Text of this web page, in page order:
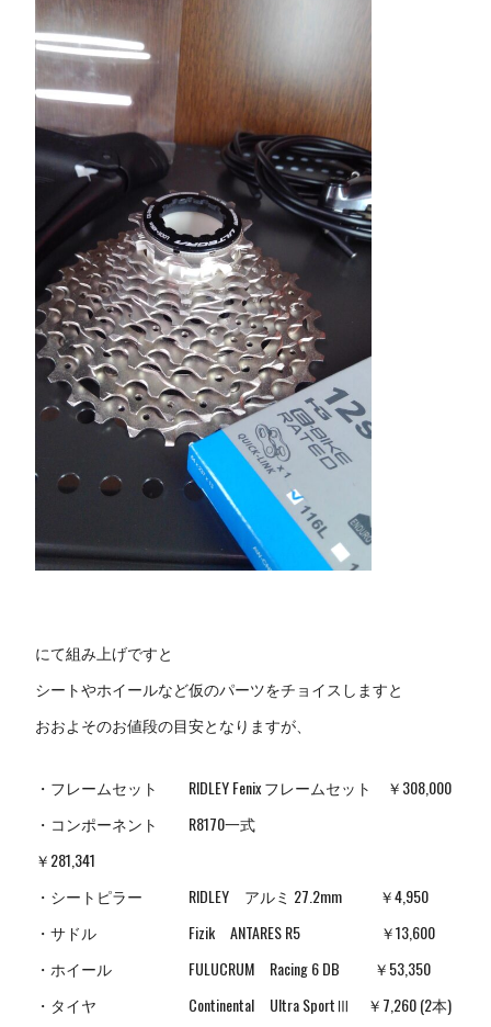
にて組み上げですと
シートやホイールなど仮のパーツをチョイスしますと
おおよそのお値段の目安となりますが、
・フレームセット RIDLEY Fenix フレームセット ￥308,000
・コンポーネント R8170一式
￥281,341
・シートピラー RIDLEY アルミ 27.2mm ￥4,950
・サドル Fizik ANTARES R5 ￥13,600
・ホイール FULUCRUM Racing 6 DB ￥53,350
・タイヤ Continental Ultra SportⅢ ￥7,260 (2本)